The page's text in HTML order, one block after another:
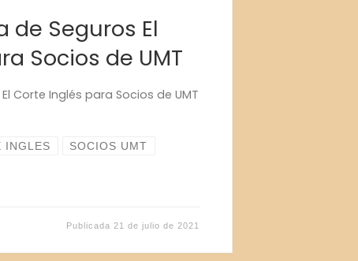
de Seguros El
Socios de UMT
Corte Inglés para Socios de UMT
INGLES SOCIOS UMT
Publicada 21 de julio de 2021